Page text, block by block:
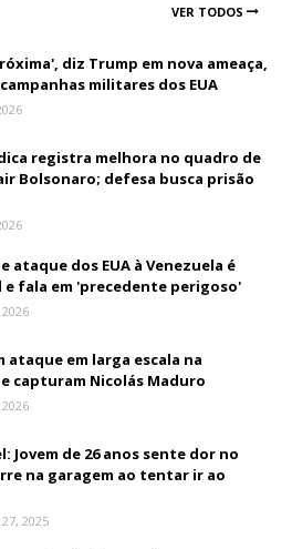
VER TODOS
diz Trump em nova ameaça,
militares dos EUA
registra melhora no quadro de
Bolsonaro; defesa busca prisão
ataque dos EUA à Venezuela é
e fala em 'precedente perigoso'
ataque em larga escala na
capturam Nicolás Maduro
Jovem de 26 anos sente dor no
na garagem ao tentar ir ao
2025